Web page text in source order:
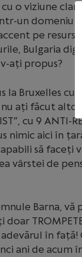
o viziune
un domeniu
pe
Bulgaria
ați propus?
la Bruxelles
ați făcut
cu 9 ANTI-
nimic aici în
să faceți
vârstei de
Barna,
în
ani de acum